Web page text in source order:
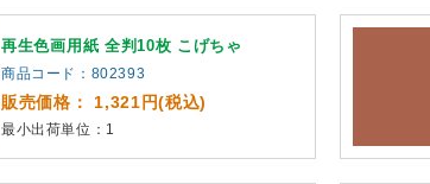
再生色画用紙 全判10枚 こげちゃ
商品コード：802393
販売価格： 1,321円(税込)
最小出荷単位：1